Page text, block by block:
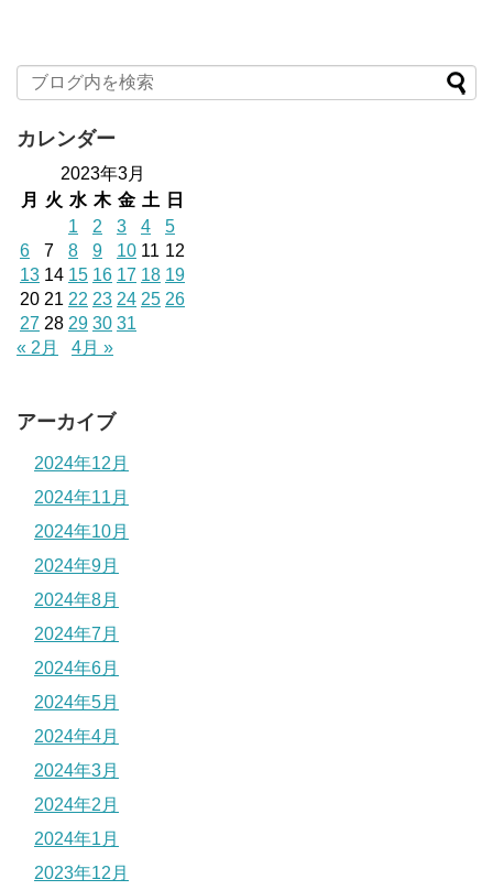
カレンダー
2023年3月
月
火 水 木 金 土
日
1
2 3 4
5
6
7 8 9 10 11 12
13 14 15 16 17 18 19
20 21 22 23 24 25 26
27 28 29 30 31
« 2月
4月 »
アーカイブ
2024年12月
2024年11月
2024年10月
2024年9月
2024年8月
2024年7月
2024年6月
2024年5月
2024年4月
2024年3月
2024年2月
2024年1月
2023年12月